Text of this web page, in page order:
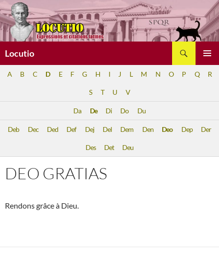
Aller
au
contenu
Locutio
A B C D E F G H I J L M N O P Q R
S T U V
Da De Di Do Du
Deb Dec Ded Def Dej Del Dem Den Deo Dep Der
Des Det Deu
DEO GRATIAS
Rendons grâce à Dieu.